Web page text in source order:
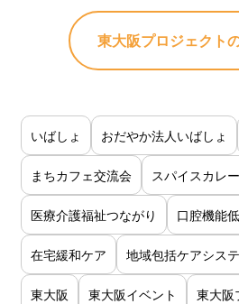
東大阪プロジェクト
いばしょ おだやか法人いばしょ
まちカフェ交流会 スパイスカレ
医療介護福祉つながり 口腔機能
在宅緩和ケア 地域包括ケアシス
東大阪 東大阪イベント 東大阪